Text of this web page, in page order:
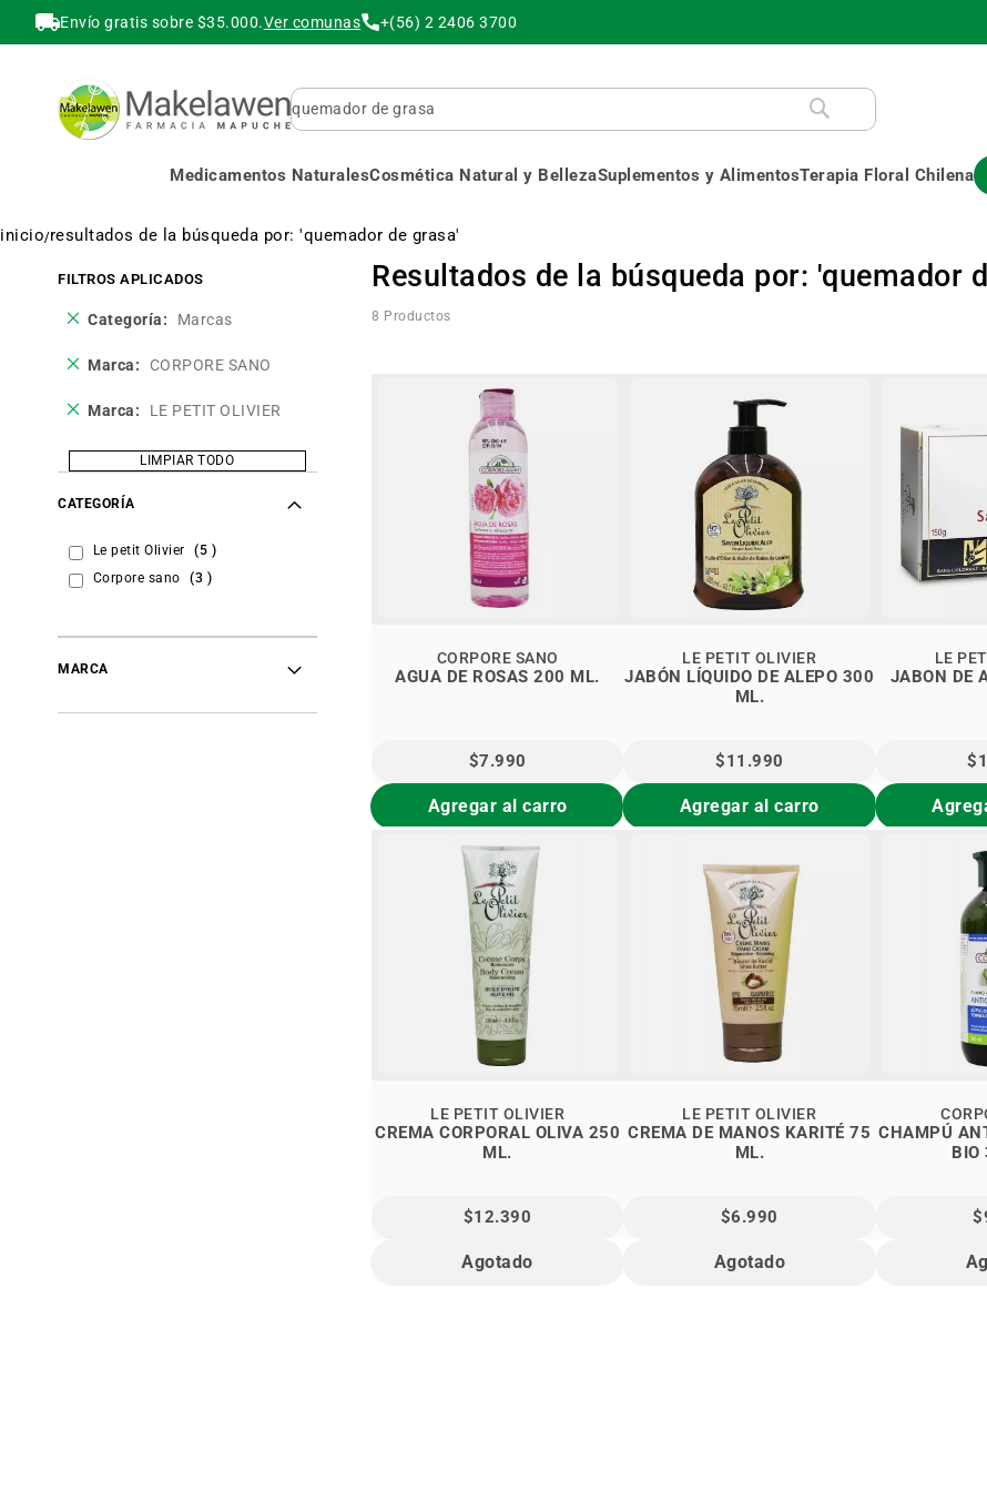
Envío gratis sobre $35.000.Ver comunas +(56) 2 2406 3700
Buscar
Medicamentos NaturalesCosmética Natural y BellezaSuplementos y AlimentosTerapia Floral Chilena
inicio resultados de la búsqueda por: 'quemador de grasa'
Resultados de la búsqueda por: 'quemador
8 Productos
AGUA DE ROSAS 200 ML.
CORPORE SANO
$7.990
Agregar al carro
JABÓN LÍQUIDO DE ALEPO 300
ML.
LE PETIT OLIVIER
$11.990
Agregar al carro
JABON DE
LE
CREMA CORPORAL OLIVA 250
ML.
LE PETIT OLIVIER
$12.390
Agotado
CREMA DE MANOS KARITÉ 75
ML.
LE PETIT OLIVIER
$6.990
Agotado
CHAMPÚ
BIO
FILTROS APLICADOS
Categoría Marcas
Eliminar
producto
Marca CORPORE SANO
Eliminar
producto
Marca LE PETIT OLIVIER
Eliminar
productoLIMPIAR TODO
CATEGORÍA
Le petit Olivier 5 items
Corpore sano
3 items
MARCA